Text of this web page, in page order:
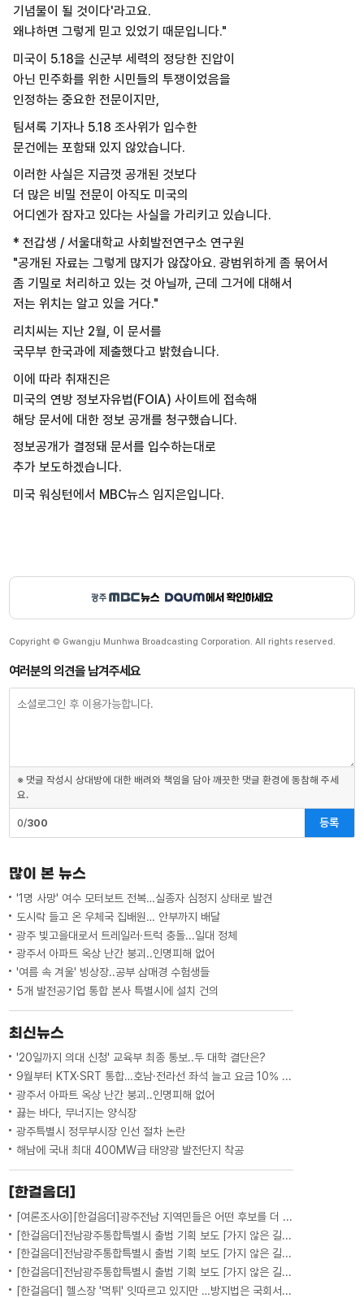
기념물이 될 것이다'라고요.
왜냐하면 그렇게 믿고 있었기 때문입니다."
미국이 5.18을 신군부 세력의 정당한 진압이
아닌 민주화를 위한 시민들의 투쟁이었음을
인정하는 중요한 전문이지만,
팀셔록 기자나 5.18 조사위가 입수한
문건에는 포함돼 있지 않았습니다.
이러한 사실은 지금껏 공개된 것보다
더 많은 비밀 전문이 아직도 미국의
어디엔가 잠자고 있다는 사실을 가리키고 있습니다.
* 전갑생 / 서울대학교 사회발전연구소 연구원
"공개된 자료는 그렇게 많지가 않잖아요. 광범위하게 좀 묶어서
좀 기밀로 처리하고 있는 것 아닐까, 근데 그거에 대해서
저는 위치는 알고 있을 거다."
리치씨는 지난 2월, 이 문서를
국무부 한국과에 제출했다고 밝혔습니다.
이에 따라 취재진은
미국의 연방 정보자유법(FOIA) 사이트에 접속해
해당 문서에 대한 정보 공개를 청구했습니다.
정보공개가 결정돼 문서를 입수하는대로
추가 보도하겠습니다.
미국 워싱턴에서 MBC뉴스 임지은입니다.
Copyright © Gwangju Munhwa Broadcasting Corporation. All rights reserved.
여러분의 의견을 남겨주세요
※ 댓글 작성시 상대방에 대한 배려와 책임을 담아 깨끗한 댓글 환경에 동참해 주세
요.
0/300 등록
많이 본 뉴스
'1명 사망' 여수 모터보트 전복…실종자 심정지 상태로 발견
도시락 들고 온 우체국 집배원… 안부까지 배달
광주 빛고을대로서 트레일러·트럭 충돌...일대 정체
광주서 아파트 옥상 난간 붕괴..인명피해 없어
'여름 속 겨울' 빙상장..공부 삼매경 수험생들
5개 발전공기업 통합 본사 특별시에 설치 건의
최신뉴스
'20일까지 의대 신청' 교육부 최종 통보..두 대학 결단은?
9월부터 KTX·SRT 통합…호남·전라선 좌석 늘고 요금 10% 인하
광주서 아파트 옥상 난간 붕괴..인명피해 없어
끓는 바다, 무너지는 양식장
광주특별시 정무부시장 인선 절차 논란
해남에 국내 최대 400MW급 태양광 발전단지 착공
[한걸음더]
[여론조사④][한걸음더]광주전남 지역민들은 어떤 후보를 더 선호할까.. 변수는?
[한걸음더]전남광주통합특별시 출범 기획 보도 [가지 않은 길] 5편 프랑스 헌법에 새긴 '지방 분권'..전남광주 통합 성공 조건은?
[한걸음더]전남광주통합특별시 출범 기획 보도 [가지 않은 길] 4편 프랑스 지역 통합 10년 성적표
[한걸음더]전남광주통합특별시 출범 기획 보도 [가지 않은 길] 3편 프랑스 통합 10년 지났지만..."우린 여전히 알자스인"
[한걸음더] 헬스장 '먹튀' 잇따르고 있지만 …방지법은 국회서 낮잠